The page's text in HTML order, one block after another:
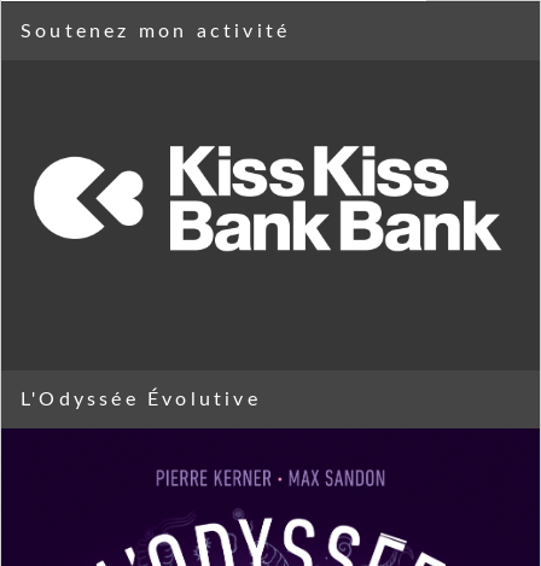
Soutenez mon activité
L'Odyssée Évolutive